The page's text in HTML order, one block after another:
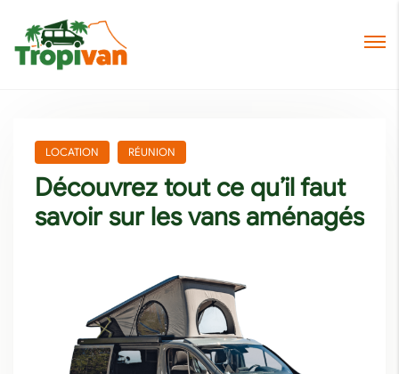
LOCATION RÉUNION
Découvrez tout ce qu’il faut
savoir sur les vans aménagés